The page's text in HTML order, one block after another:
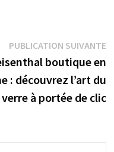
:
PUBLICATION SUIVANTE
boutique en
: découvrez l’art du
verre à portée de clic